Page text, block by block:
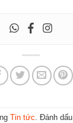
Tin tức. Đánh dấu